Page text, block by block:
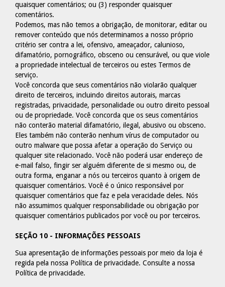
quaisquer comentários; ou (3) responder quaisquer
comentários.
Podemos, mas não temos a obrigação, de monitorar, editar ou
remover conteúdo que nós determinamos a nosso próprio
critério ser contra a lei, ofensivo, ameaçador, calunioso,
difamatório, pornográfico, obsceno ou censurável, ou que viole
a propriedade intelectual de terceiros ou estes Termos de
serviço.
Você concorda que seus comentários não violarão qualquer
direito de terceiros, incluindo direitos autorais, marcas
registradas, privacidade, personalidade ou outro direito pessoal
ou de propriedade. Você concorda que os seus comentários
não conterão material difamatório, ilegal, abusivo ou obsceno.
Eles também não conterão nenhum vírus de computador ou
outro malware que possa afetar a operação do Serviço ou
qualquer site relacionado. Você não poderá usar endereço de
e-mail falso, fingir ser alguém diferente de si mesmo ou, de
outra forma, enganar a nós ou terceiros quanto à origem de
quaisquer comentários. Você é o único responsável por
quaisquer comentários que faz e pela veracidade deles. Nós
não assumimos qualquer responsabilidade ou obrigação por
quaisquer comentários publicados por você ou por terceiros.
SEÇÃO 10 - INFORMAÇÕES PESSOAIS
Sua apresentação de informações pessoais por meio da loja é
regida pela nossa Política de privacidade. Consulte a nossa
Política de privacidade.